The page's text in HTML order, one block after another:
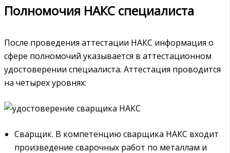
Полномочия НАКС специалиста
После проведения аттестации НАКС информация о
сфере полномочий указывается в аттестационном
удостоверении специалиста. Аттестация проводится
на четырех уровнях:
Сварщик. В компетенцию сварщика НАКС входит
произведение сварочных работ по металлам и